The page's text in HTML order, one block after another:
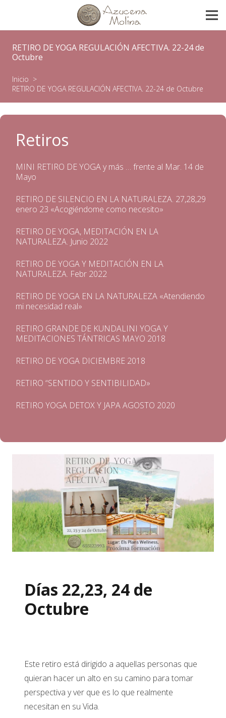
RETIRO DE YOGA REGULACIÓN AFECTIVA. 22-24 de
Octubre
Inicio >
RETIRO DE YOGA REGULACIÓN AFECTIVA. 22-24 de Octubre
Retiros
MINI RETIRO DE YOGA y más … frente al Mar. 14 de
Mayo
RETIRO DE SILENCIO EN LA NATURALEZA. 27,28,29
enero 23 «Acogiéndome como necesito»
RETIRO DE YOGA, MEDITACIÓN EN LA
NATURALEZA. Junio 2022
RETIRO DE YOGA Y MEDITACIÓN EN LA
NATURALEZA. Febr 2022
RETIRO DE YOGA EN LA NATURALEZA «Atendiendo
mi necesidad real»
RETIRO GRANDE DE KUNDALINI YOGA Y
MEDITACIONES TÁNTRICAS MAYO 2018
RETIRO DE YOGA DICIEMBRE 2018
RETIRO “SENTIDO Y SENTIBILIDAD»
RETIRO YOGA DETOX Y JAPA AGOSTO 2020
Días 22,23, 24 de
Octubre
Este retiro está dirigido a aquellas personas que
quieran hacer un alto en su camino para tomar
perspectiva y ver que es lo que realmente
necesitan en su Vida.